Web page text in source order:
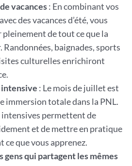
vacances: En combinant vos
des vacances d’été, vous
de tout ce que la
Randonnées, baignades, sports
culturelles enrichiront
: Le mois de juillet est
immersion totale dans la PNL.
permettent de
et de mettre en pratique
que vous apprenez.
gens qui partagent les mêmes